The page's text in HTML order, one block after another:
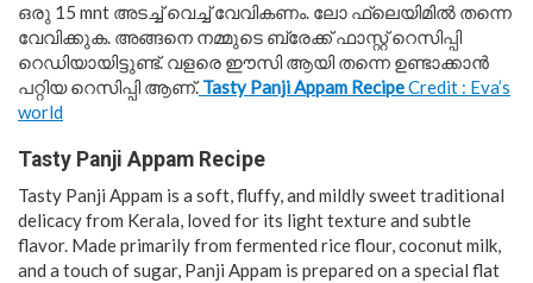
ഒരു 15 mnt അടച്ച് വെച്ച് വേവികണം. ലോ ഫ്ലെയിമിൽ തന്നെ
വേവിക്കുക. അങ്ങനെ നമ്മുടെ ബ്രേക്ക് ഫാസ്റ്റ് റെസിപ്പി
റെഡിയായിട്ടുണ്ട്. വളരെ ഈസി ആയി തന്നെ ഉണ്ടാക്കാൻ
പറ്റിയ റെസിപ്പി ആണ്. Tasty Panji Appam RecipeCredit : Eva’s
world
Tasty Panji Appam Recipe
Tasty Panji Appam is a soft, fluffy, and mildly sweet traditional
delicacy from Kerala, loved for its light texture and subtle
flavor. Made primarily from fermented rice flour, coconut milk,
and a touch of sugar, Panji Appam is prepared on a special flat